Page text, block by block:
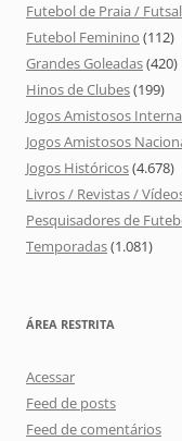
Futebol de Praia / Futsal
Futebol Feminino (112)
Grandes Goleadas(420)
Hinos de Clubes(199)
Jogos Amistosos
Jogos Amistosos
Jogos Históricos(4.678)
Livros / Revistas /
Pesquisadores de
Temporadas(1.081)
ÁREA RESTRITA
Acessar
Feed de posts
Feed de comentários